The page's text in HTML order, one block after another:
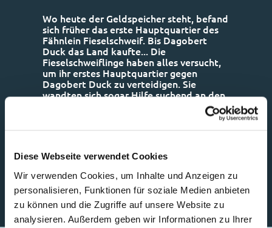
Diese Webseite verwendet Cookies
Wir verwenden Cookies, um Inhalte und Anzeigen zu
personalisieren, Funktionen für soziale Medien anbieten
zu können und die Zugriffe auf unsere Website zu
analysieren. Außerdem geben wir Informationen zu Ihrer
Wo heute der Geldspeicher steht, befand
sich früher das erste Hauptquartier des
Fähnlein Fieselschweif. Bis Dagobert
Duck das Land kaufte... Die
Fieselschweiflinge haben alles versucht,
um ihr erstes Hauptquartier gegen
Dagobert Duck zu verteidigen. Sie
wandten sich sogar Hilfe suchend an den
Präsidenten. Unglücklicherweise waren